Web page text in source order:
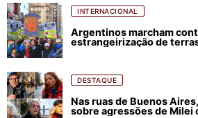
INTERNACIONAL
Argentinos marcham
estrangeirização de
DESTAQUE
Nas ruas de Buenos
sobre agressões de Milei